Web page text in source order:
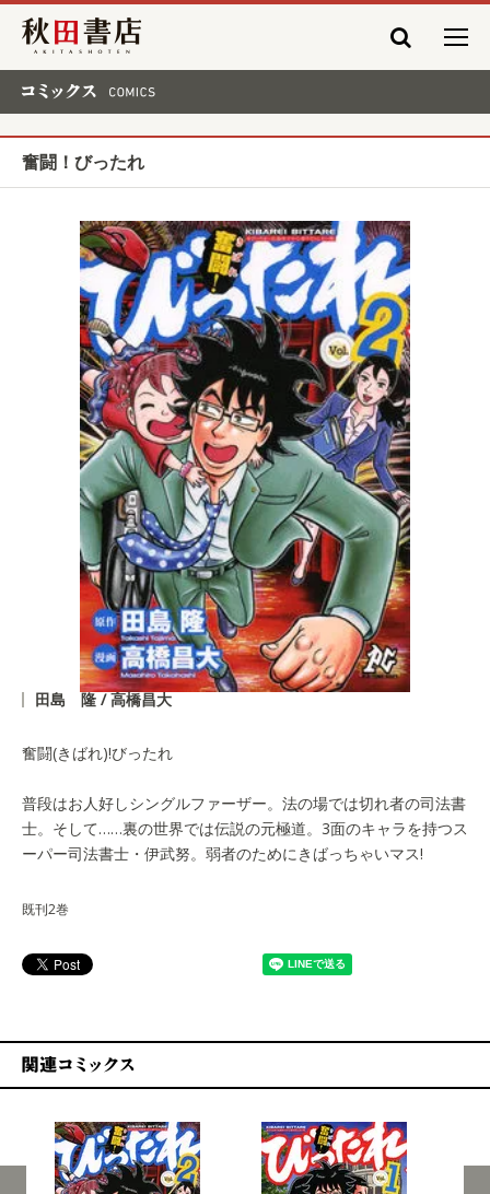
秋田書店
奮闘！びったれ
田島 隆 / 高橋昌大
奮闘(きばれ)!びったれ
普段はお人好しシングルファーザー。法の場では切れ者の司法書
士。そして……裏の世界では伝説の元極道。3面のキャラを持つス
ーパー司法書士・伊武努。弱者のためにきばっちゃいマス!
既刊2巻